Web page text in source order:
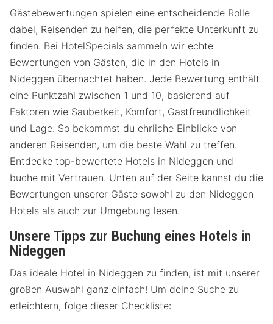
Gästebewertungen spielen eine entscheidende Rolle
dabei, Reisenden zu helfen, die perfekte Unterkunft zu
finden. Bei HotelSpecials sammeln wir echte
Bewertungen von Gästen, die in den Hotels in
Nideggen übernachtet haben. Jede Bewertung enthält
eine Punktzahl zwischen 1 und 10, basierend auf
Faktoren wie Sauberkeit, Komfort, Gastfreundlichkeit
und Lage. So bekommst du ehrliche Einblicke von
anderen Reisenden, um die beste Wahl zu treffen.
Entdecke top-bewertete Hotels in Nideggen und
buche mit Vertrauen. Unten auf der Seite kannst du die
Bewertungen unserer Gäste sowohl zu den Nideggen
Hotels als auch zur Umgebung lesen.
Unsere Tipps zur Buchung eines Hotels in
Nideggen
Das ideale Hotel in Nideggen zu finden, ist mit unserer
großen Auswahl ganz einfach! Um deine Suche zu
erleichtern, folge dieser Checkliste: